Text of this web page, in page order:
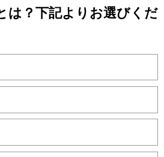
？下記よりお選びくだ